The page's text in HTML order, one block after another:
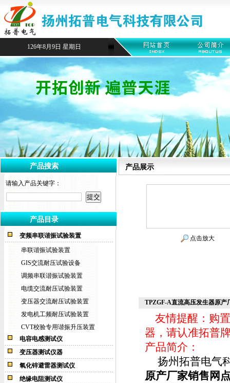
126年8月9日 星期日
产品搜索
请输入产品关键字：
产品目录
变频串联谐振试验装置
串联谐振试验装置
GIS交流耐压试验设备
调频串联谐振试验装置
电缆交流耐压试验装置
变压器交流耐压试验装置
发电机工频耐压试验装置
CVT校验专用谐振升压装置
电容电感测试仪
变压器测试仪器
氧化锌避雷器测试仪
绝缘电阻测试仪
产品展示
点击放大
TPZGF-A直流高压发生器原产
友情提醒：购
器，请认准拓普
产品简介：
扬州拓普电气
原产厂家销售网